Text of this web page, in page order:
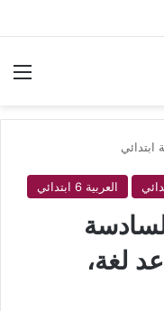
ابتدائي
العربية 6 ابتدائي
لغة،